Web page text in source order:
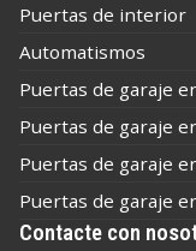
Puertas de interior
Automatismos
Puertas de garaje
Puertas de garaje
Puertas de garaje
Puertas de garaje
Contacte con